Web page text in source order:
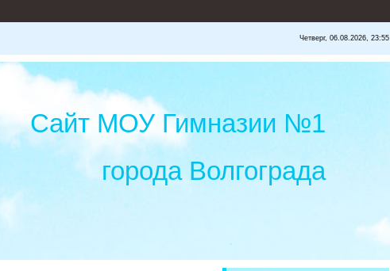
Четверг, 06.08.2026, 23:55
Сайт МОУ Гимназии №1
города Волгограда